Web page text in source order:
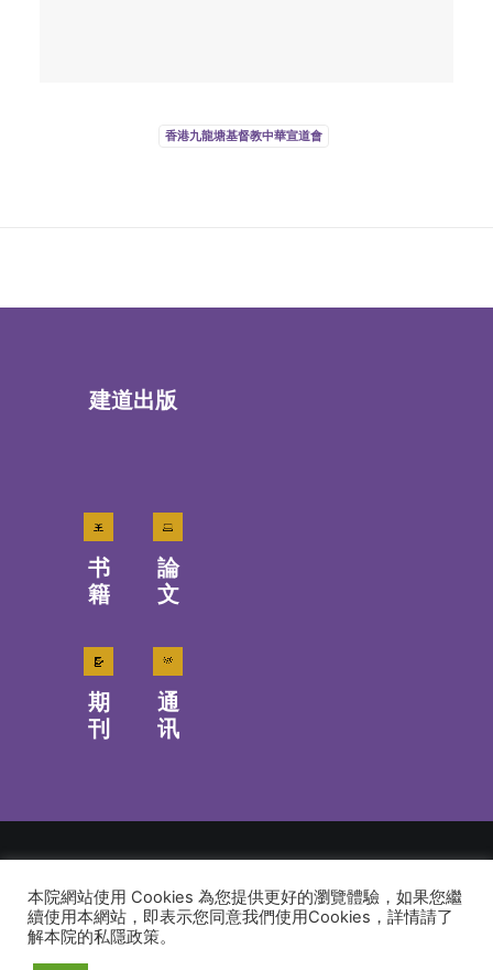
香港九龍塘基督教中華宣道會
建道出版
书
籍
論
文
期
刊
通
讯
© 2026 建道神學院Alliance Bible Seminary. All rights reserved
本院網站使用 Cookies 為您提供更好的瀏覽體驗，如果您繼
續使用本網站，即表示您同意我們使用Cookies，詳情請了
解本院的私隱政策。